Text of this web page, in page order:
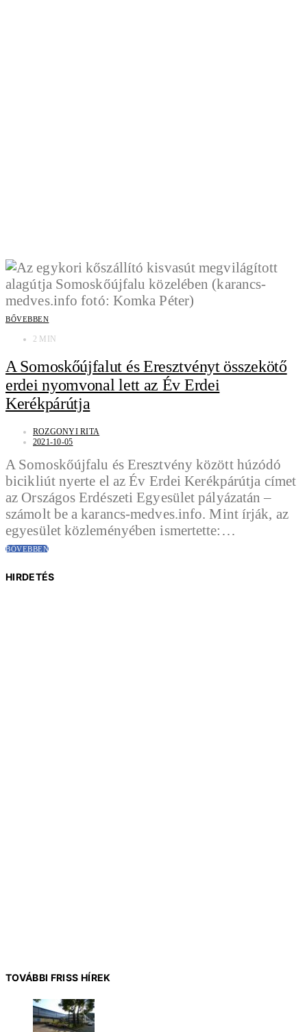
BŐVEBBEN
2 MIN
A Somoskőújfalut és Eresztvényt összekötő
erdei nyomvonal lett az Év Erdei
Kerékpárútja
ROZGONYI RITA
2021-10-05
A Somoskőújfalu és Eresztvény között húzódó
bicikliút nyerte el az Év Erdei Kerékpárútja címet
az Országos Erdészeti Egyesület pályázatán –
számolt be a karancs-medves.info. Mint írják, az
egyesület közleményében ismertette:…
BŐVEBBEN
HIRDETÉS
TOVÁBBI FRISS HÍREK